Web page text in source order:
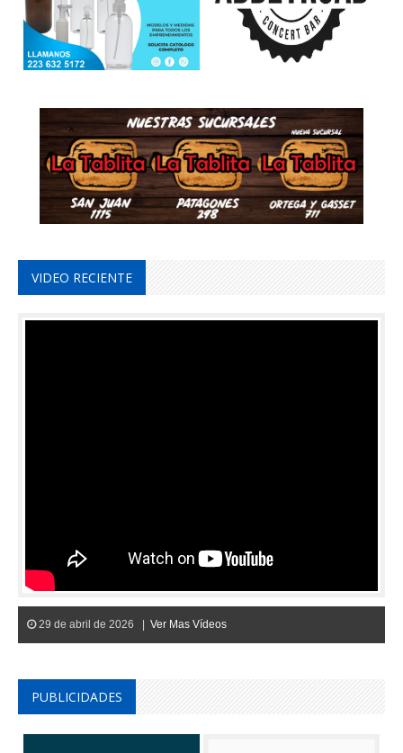
VIDEO RECIENTE
29 de abril de 2026 | Ver Mas Vídeos
PUBLICIDADES